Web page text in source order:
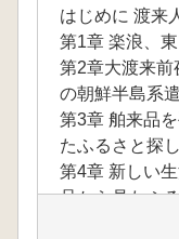
はじめに 渡来
第1章 楽浪、
第2章大渡来
の朝鮮半島系
第3章 舶来品
たふるさと探
第4章 新しい
品から見たふ
第5章 角杯と